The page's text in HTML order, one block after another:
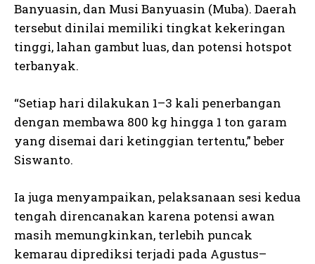
Banyuasin, dan Musi Banyuasin (Muba). Daerah
tersebut dinilai memiliki tingkat kekeringan
tinggi, lahan gambut luas, dan potensi hotspot
terbanyak.
“Setiap hari dilakukan 1–3 kali penerbangan
dengan membawa 800 kg hingga 1 ton garam
yang disemai dari ketinggian tertentu,” beber
Siswanto.
Ia juga menyampaikan, pelaksanaan sesi kedua
tengah direncanakan karena potensi awan
masih memungkinkan, terlebih puncak
kemarau diprediksi terjadi pada Agustus–